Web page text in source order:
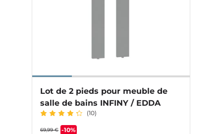
Lot de 2 pieds pour meuble de
salle de bains INFINY / EDDA
(10)
69,99 € -10%